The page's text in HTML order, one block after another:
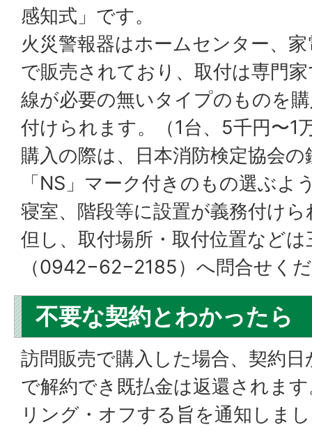
感知式」です。
火災警報器はホームセンター、
で販売されており、取付は専門
線が必要の無いタイプのものを
付けられます。（1台、5千円〜1
購入の際は、日本消防検定協会
「NS」マーク付きのもの選ぶよ
寝室、階段等に設置が義務付け
但し、取付場所・取付位置などは
（0942−62−2185）へ問合せく
不要な契約とわかったら
訪問販売で購入した場合、契約
で解約でき既払金は返還されま
リング・オフする旨を通知しま